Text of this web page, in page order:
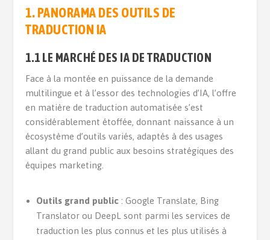
1. PANORAMA DES OUTILS DE
TRADUCTION IA
1.1 LE MARCHÉ DES IA DE TRADUCTION
Face à la montée en puissance de la demande
multilingue et à l’essor des technologies d’IA, l’offre
en matière de traduction automatisée s’est
considérablement étoffée, donnant naissance à un
écosystème d’outils variés, adaptés à des usages
allant du grand public aux besoins stratégiques des
équipes marketing.
Outils grand public: Google Translate, Bing
Translator ou DeepL sont parmi les services de
traduction les plus connus et les plus utilisés à